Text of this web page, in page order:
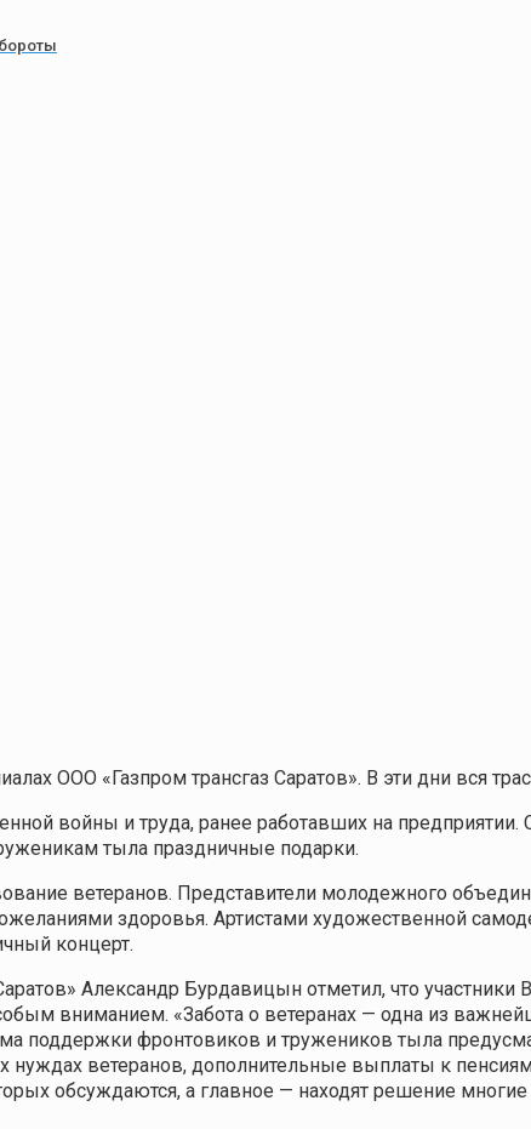
ООО «Газпром трансгаз Саратов». В эти дни вся
войны и труда, ранее работавших на предприятии.
тыла праздничные подарки.
ветеранов. Представители молодежного
здоровья. Артистами художественной
концерт.
Александр Бурдавицын отметил, что участники
вниманием. «Забота о ветеранах — одна из
поддержки фронтовиков и тружеников тыла
ветеранов, дополнительные выплаты к
обсуждаются, а главное — находят решение